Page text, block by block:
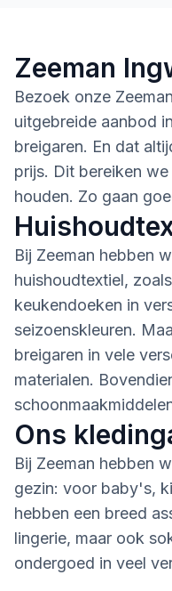
Zeeman
Bezoek onze
uitgebreide aanbod
breigaren. En dat
prijs. Dit bereiken
houden. Zo gaan
Bij Zeeman hebben
huishoudtextiel,
keukendoeken in
seizoenskleuren.
breigaren in vele
materialen.
Ons
Bij Zeeman hebben
gezin: voor baby's,
hebben een breed
lingerie, maar ook
ondergoed in veel